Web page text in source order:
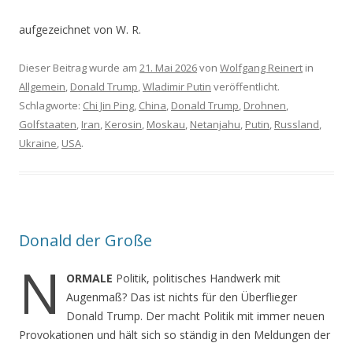
aufgezeichnet von W. R.
Dieser Beitrag wurde am 21. Mai 2026von Wolfgang Reinert in
Allgemein, Donald Trump,Wladimir Putin veröffentlicht.
Schlagworte: Chi Jin Ping, China, Donald Trump, Drohnen,
Golfstaaten, Iran, Kerosin, Moskau, Netanjahu, Putin, Russland,
Ukraine, USA.
Donald der Große
N ORMALE Politik, politisches Handwerk mit
Augenmaß? Das ist nichts für den Überflieger
Donald Trump. Der macht Politik mit immer neuen
Provokationen und hält sich so ständig in den Meldungen der